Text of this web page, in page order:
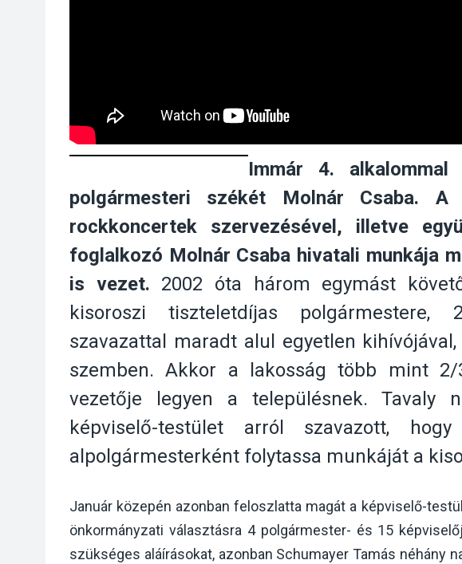
Immár 4.
polgármesteri székét Molnár Csaba.
rockkoncertek szervezésével, illetve
foglalkozó Molnár Csaba hivatali munkája
is vezet. 2002 óta három egymást
kisoroszi tiszteletdíjas polgármestere,
szavazattal maradt alul egyetlen kihívójával,
szemben. Akkor a lakosság több mint
vezetője legyen a településnek. Tavaly
képviselő-testület arról szavazott,
alpolgármesterként folytassa munkáját a
Január közepén azonban feloszlatta magát a képviselő-
önkormányzati választásra 4 polgármester- és 15
szükséges aláírásokat, azonban Schumayer Tamás néhány